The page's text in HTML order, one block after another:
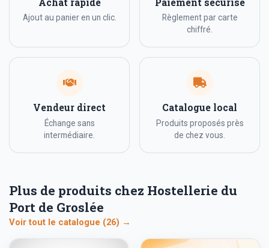
Ajout au panier en un clic.
Règlement par carte
chiffré.
Vendeur direct
Échange sans
intermédiaire.
Catalogue local
Produits proposés près
de chez vous.
Plus de produits chez Hostellerie du
Port de Groslée
Voir tout le catalogue (26) →